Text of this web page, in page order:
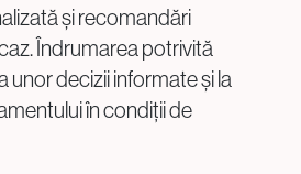
și recomandări
Îndrumarea potrivită
unor decizii informate și la
în condiții de